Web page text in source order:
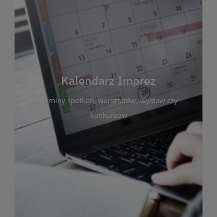
Kalendarz Imprez
terminy spotkań, warsztatów, wystaw czy
konkursów
Kalendarz Imprez
Zakładka ta gromadzi wszystkie planowane
wydarzenia kulturalne i edukacyjne organizowane
przez bibliotekę. Możesz tu sprawdzić terminy
spotkań, warsztatów, wystaw czy konkursów.
Dzięki przejrzystemu kalendarzowi łatwo
zaplanujesz udział w interesujących Cię
wydarzeniach. Aktualizujemy harmonogram na
bieżąco, by zawsze był zgodny z planem pracy
biblioteki. Zapraszamy do śledzenia i uczestnictwa
w życiu kulturalnym miasta!
WIĘCEJ